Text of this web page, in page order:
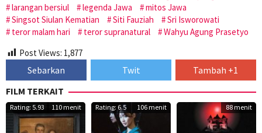
larangan bersiul
legenda Jawa
mitos Jawa
Singsot Siulan Kematian
Siti Fauziah
Sri Isworowati
teror malam hari
teror supranatural
Wahyu Agung Prasetyo
Post Views: 1,877
Sebarkan Twit
Tambah +1
FILM TERKAIT
Rating: 5.93 110 menit Rating: 6.5 106 menit 88 menit